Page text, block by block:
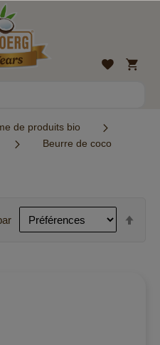
Liste
Mon
panier
de produits bio
Beurre de coco